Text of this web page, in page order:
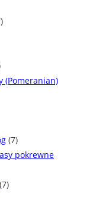
(Pomeranian)
(7)
pokrewne
(7)